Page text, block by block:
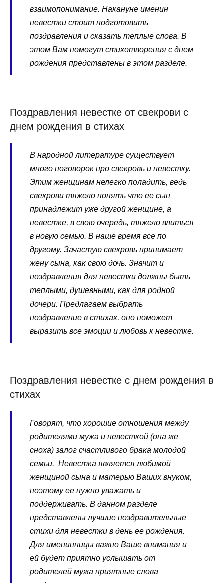
взаимопонимание. Накануне именин
невестки стоит подготовить
поздравления и сказать теплые слова. В
этом Вам помогут стихотворения с днем
рождения представлены в этом разделе.
Поздравления невестке от свекрови с
днем рождения в стихах
В народной литературе существует
много поговорок про свекровь и невестку.
Этим женщинам нелегко поладить, ведь
свекрови тяжело понять что ее сын
принадлежит уже другой женщине, а
невестке, в свою очередь, тяжело влиться
в новую семью. В наше время все по
другому. Зачастую свекровь принимает
жену сына, как свою дочь. Значит и
поздравления для невестки должны быть
теплыми, душевными, как для родной
дочери. Предлагаем выбрать
поздравление в стихах, оно поможет
выразить все эмоции и любовь к невестке.
Поздравления невестке с днем рождения в
стихах
Говорят, что хорошие отношения между
родителями мужа и невесткой (она же
сноха) залог счастливого брака молодой
семьи. Невестка является любимой
женщиной сына и матерью Ваших внуком,
поэтому ее нужно уважать и
поддерживать. В данном разделе
представлены лучшие поздравительные
стихи для невестки в день ее рождения.
Для именинницы важно Ваше внимания и
ей будет приятно услышать от
родителей мужа приятные слова